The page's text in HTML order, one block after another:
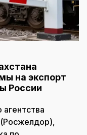
на экспорт
России